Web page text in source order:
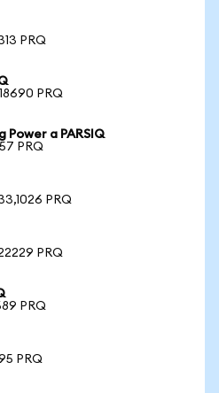
PRQ
PRQ
a PARSIQ
PRQ
PRQ
PRQ
PRQ
PRQ